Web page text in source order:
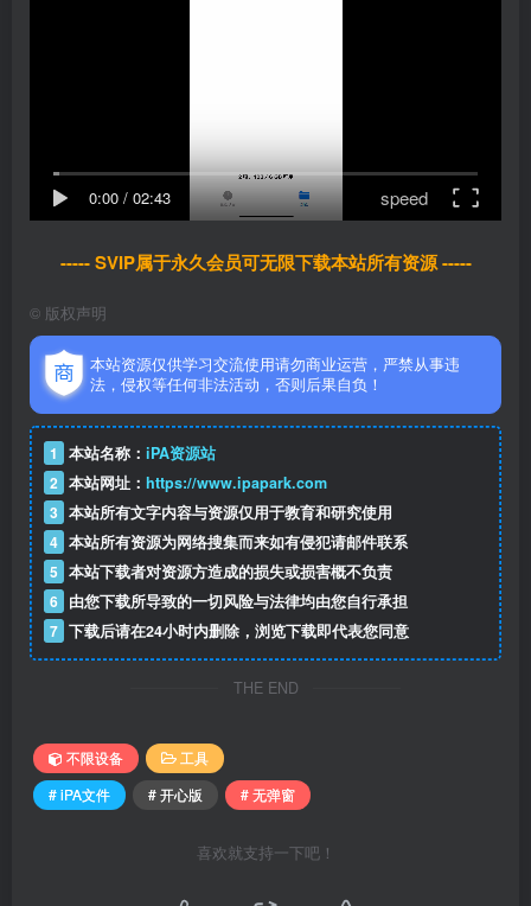
0:00 / 02:43 speed
----- SVIP属于永久会员可无限下载本站所有资源 -----
© 版权声明
本站资源仅供学习交流使用请勿商业运营，严禁从事违
法，侵权等任何非法活动，否则后果自负！
1 本站名称： iPA资源站
2 本站网址： https://www.ipapark.com
3 本站所有文字内容与资源仅用于教育和研究使用
4 本站所有资源为网络搜集而来如有侵犯请邮件联系
5 本站下载者对资源方造成的损失或损害概不负责
6 由您下载所导致的一切风险与法律均由您自行承担
7 下载后请在24小时内删除，浏览下载即代表您同意
THE END
不限设备
工具
# iPA文件
# 开心版 # 无弹窗
喜欢就支持一下吧！